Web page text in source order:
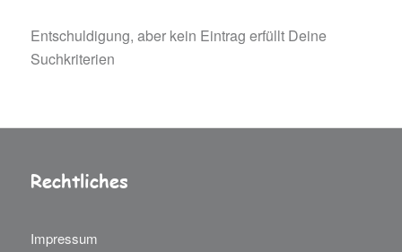
Entschuldigung, aber kein Eintrag erfüllt Deine
Suchkriterien
Rechtliches
Impressum